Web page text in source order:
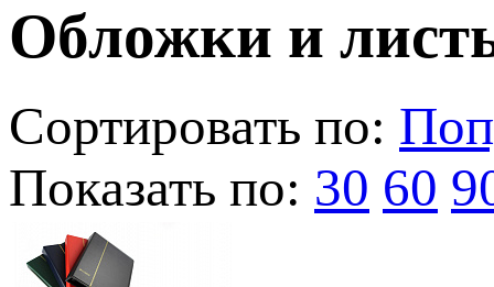
Обложки и
Сортировать по:
Показать по: 30 60